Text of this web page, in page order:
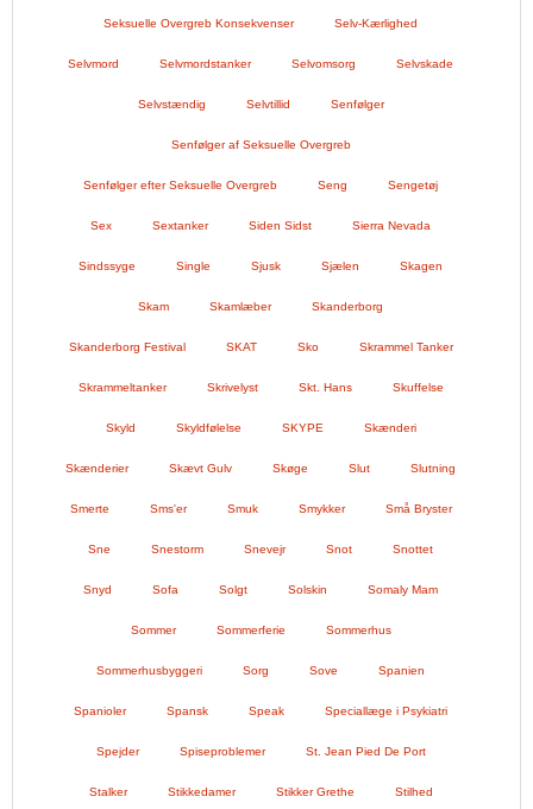
Seksuelle Overgreb Konsekvenser Selv-Kærlighed
Selvmord Selvmordstanker Selvomsorg Selvskade
Selvstændig Selvtillid Senfølger
Senfølger af Seksuelle Overgreb
Senfølger efter Seksuelle Overgreb Seng Sengetøj
Sex Sextanker Siden Sidst Sierra Nevada
Sindssyge Single Sjusk Sjælen Skagen
Skam Skamlæber Skanderborg
Skanderborg Festival SKAT Sko Skrammel Tanker
Skrammeltanker Skrivelyst Skt. Hans Skuffelse
Skyld Skyldfølelse SKYPE Skænderi
Skænderier Skævt Gulv Skøge Slut Slutning
Smerte Sms'er Smuk Smykker Små Bryster
Sne Snestorm Snevejr Snot Snottet
Snyd Sofa Solgt Solskin Somaly Mam
Sommer Sommerferie Sommerhus
Sommerhusbyggeri Sorg Sove Spanien
Spanioler Spansk Speak Speciallæge i Psykiatri
Spejder Spiseproblemer St. Jean Pied De Port
Stalker Stikkedamer Stikker Grethe Stilhed